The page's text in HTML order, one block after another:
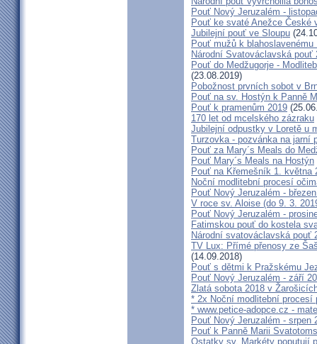
Pouť Nový Jeruzalém -
Pouť ke svaté Anežce České
Jubilejní pouť ve Sloupu
Pouť mužů k
Národní Svatováclavská pouť
Pouť do Medžugorje -
(23.08.2019)
Pobožnost prvních sobot v
Pouť na sv. Hostýn k Panně
Pouť k pramenům 2019
170 let od mcelského zázraku
Jubilejní odpustky v Loretě u
Turzovka - pozvánka na jarní
Pouť za Mary´s Meals do
Pouť Mary´s Meals na Hostýn
Pouť na Křemešník 1. května
Noční modlitební procesí
Pouť Nový Jeruzalém -
V roce sv. Aloise (do 9. 3.
Pouť Nový Jeruzalém -
Fatimskou pouť do kostela
Národní svatováclavská pouť
TV Lux: Přímé přenosy ze
(14.09.2018)
Pouť s dětmi k Pražskému
Pouť Nový Jeruzalém - září
Zlatá sobota 2018 v
* 2x Noční modlitební
* www.petice-adopce.cz -
Pouť Nový Jeruzalém - srpen
Pouť k Panně Marii
Ostatky sv. Markéty poputují